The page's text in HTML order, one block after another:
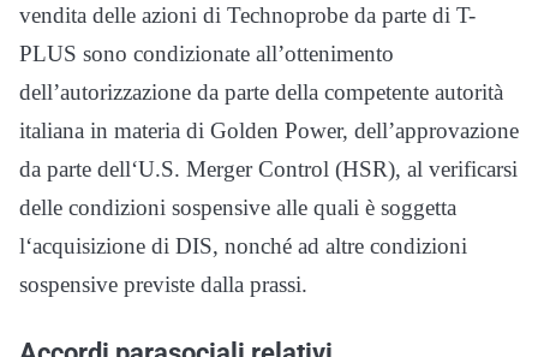
vendita delle azioni di Technoprobe da parte di T-
PLUS sono condizionate all’ottenimento
dell’autorizzazione da parte della competente autorità
italiana in materia di Golden Power, dell’approvazione
da parte dell‘U.S. Merger Control (HSR), al verificarsi
delle condizioni sospensive alle quali è soggetta
l‘acquisizione di DIS, nonché ad altre condizioni
sospensive previste dalla prassi.